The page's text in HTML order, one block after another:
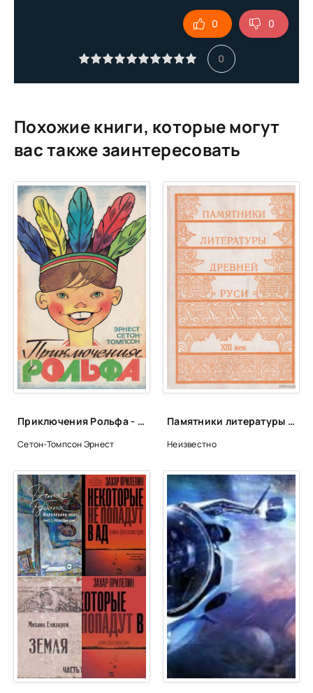
0
0 0
Похожие книги, которые могут
вас также заинтересовать
Приключения Рольфа - Эрнест Сетон-Томпсон
Сетон-Томпсон Эрнест
Памятники литературы Древней Руси
Неизвестно